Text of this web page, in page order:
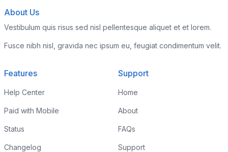
About Us
Vestibulum quis risus sed nisl pellentesque aliquet et et lorem.
Fusce nibh nisl, gravida nec ipsum eu, feugiat condimentum velit.
Features
Help Center
Paid with Mobile
Status
Changelog
Support
Home
About
FAQs
Support